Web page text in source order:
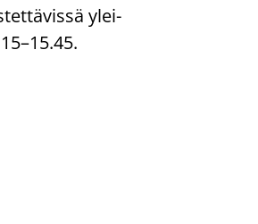
ylei­